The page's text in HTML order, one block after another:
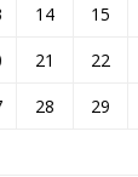
14 15
21 22
28 29